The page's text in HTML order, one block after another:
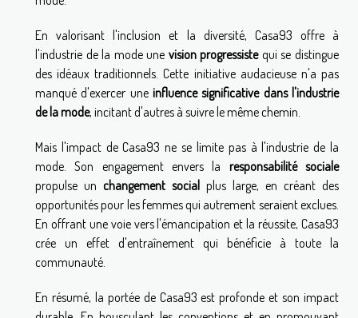
En valorisant l'inclusion et la diversité, Casa93 offre à
l'industrie de la mode une vision progressistequi se distingue
des idéaux traditionnels. Cette initiative audacieuse n'a pas
manqué d'exercer une influence significative dans l'industrie
de la mode, incitant d'autres à suivre le même chemin.
Mais l'impact de Casa93 ne se limite pas à l'industrie de la
mode. Son engagement envers la responsabilité sociale
propulse un changement social plus large, en créant des
opportunités pour les femmes qui autrement seraient exclues.
En offrant une voie vers l'émancipation et la réussite, Casa93
crée un effet d'entraînement qui bénéficie à toute la
communauté.
En résumé, la portée de Casa93 est profonde et son impact